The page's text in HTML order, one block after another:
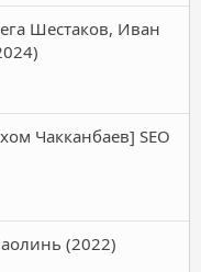
Шестаков, Иван
Чакканбаев] SEO
(2022)